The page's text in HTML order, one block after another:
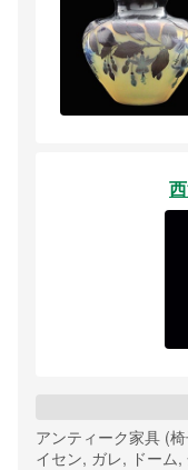
アンティーク家具 (
イセン, ガレ, ドーム